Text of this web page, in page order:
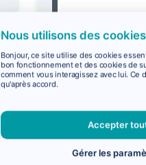
Nous utilisons des
Bonjour, ce site utilise des cookies
bon fonctionnement et des cookies de
comment vous interagissez avec lui. Ce
qu'après accord.
Accepter
Gérer les